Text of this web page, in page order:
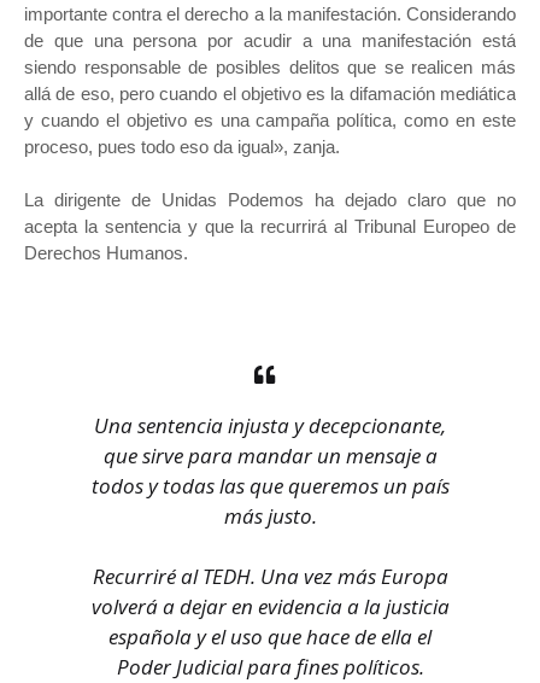
importante contra el derecho a la manifestación. Considerando
de que una persona por acudir a una manifestación está
siendo responsable de posibles delitos que se realicen más
allá de eso, pero cuando el objetivo es la difamación mediática
y cuando el objetivo es una campaña política, como en este
proceso, pues todo eso da igual», zanja.
La dirigente de Unidas Podemos ha dejado claro que no
acepta la sentencia y que la recurrirá al Tribunal Europeo de
Derechos Humanos.
Una sentencia injusta y decepcionante,
que sirve para mandar un mensaje a
todos y todas las que queremos un país
más justo.
Recurriré al TEDH. Una vez más Europa
volverá a dejar en evidencia a la justicia
española y el uso que hace de ella el
Poder Judicial para fines políticos.